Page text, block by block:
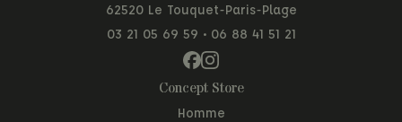
62520 Le Touquet-Paris-Plage
03 21 05 69 59 • 06 88 41 51 21
Concept Store
Homme